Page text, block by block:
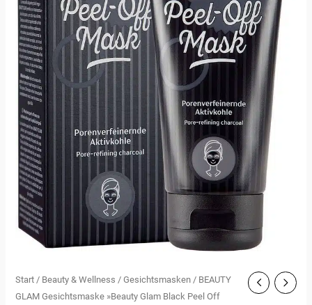
Start / Beauty & Wellness /Gesichtsmasken / BEAUTY
GLAM Gesichtsmaske »Beauty Glam Black Peel Off